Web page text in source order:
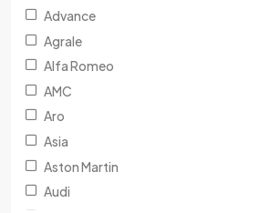
Advance
Agrale
Alfa Romeo
AMC
Aro
Asia
Aston Martin
Audi